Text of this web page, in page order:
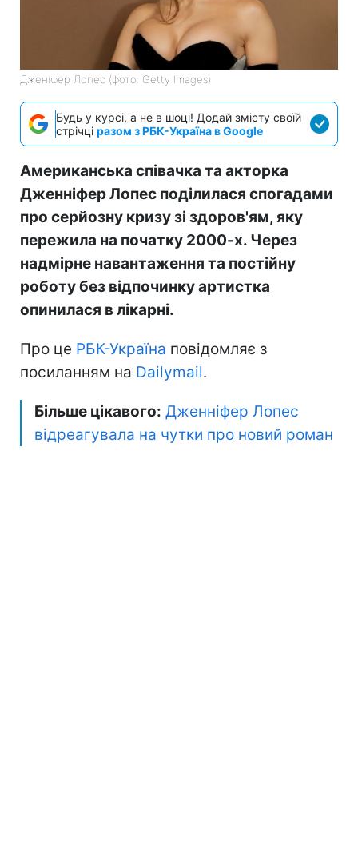
Дженіфер Лопес (фото: Getty Images)
Будь у курсі, а не в шоці! Додай змісту своїй
стрічці разом з РБК-Україна в Google
Американська співачка та акторка
Дженніфер Лопес поділилася спогадами
про серйозну кризу зі здоров'ям, яку
пережила на початку 2000-х. Через
надмірне навантаження та постійну
роботу без відпочинку артистка
опинилася в лікарні.
Про це РБК-Україна повідомляє з
посиланням на Dailymail.
Більше цікавого: Дженніфер Лопес
відреагувала на чутки про новий роман